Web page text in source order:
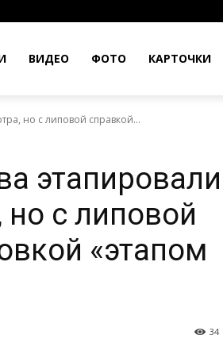
ВИДЕО ФОТО КАРТОЧКИ
но с липовой справкой...
этапировали
но с липовой
«этапом
34